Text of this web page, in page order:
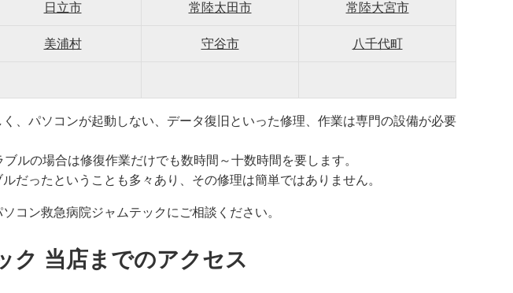
日立市 常陸太田市 常陸大宮市
美浦村 守谷市 八千代町
、パソコンが起動しない、データ復旧といった修理、作業は専門の設備が必要
ルの場合は修復作業だけでも数時間～十数時間を要します。
だったということも多々あり、その修理は簡単ではありません。
コン救急病院ジャムテックにご相談ください。
ク 当店までのアクセス